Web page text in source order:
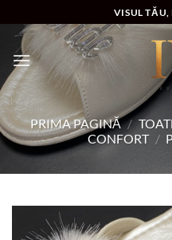
to
content
VISUL TĂU,
PRIMA PAGINĂ /
CONFORT /